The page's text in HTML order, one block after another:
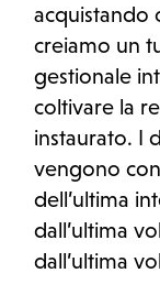
acquistando
creiamo un
gestionale
coltivare la
instaurato. I
vengono
dell’ultima
dall’ultima
dall’ultima